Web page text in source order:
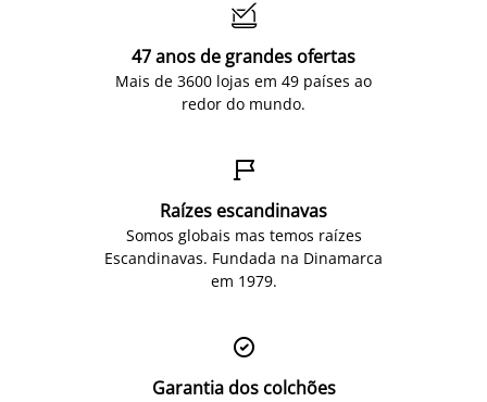

47 anos de grandes ofertas
Mais de 3600 lojas em 49 países ao
redor do mundo.

Raízes escandinavas
Somos globais mas temos raízes
Escandinavas. Fundada na Dinamarca
em 1979.

Garantia dos colchões